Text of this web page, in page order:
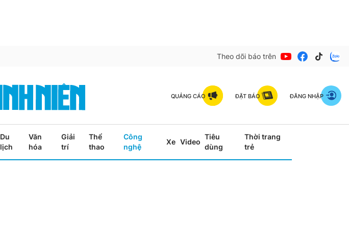
Theo dõi báo trên
QUẢNG CÁO ĐẶT BÁO ĐĂNG NHẬP
Du
lịch
Văn
hóa
Giải
trí
Thể
thao
Công
nghệ
Xe Video
Tiêu
dùng
Thời trang
trẻ